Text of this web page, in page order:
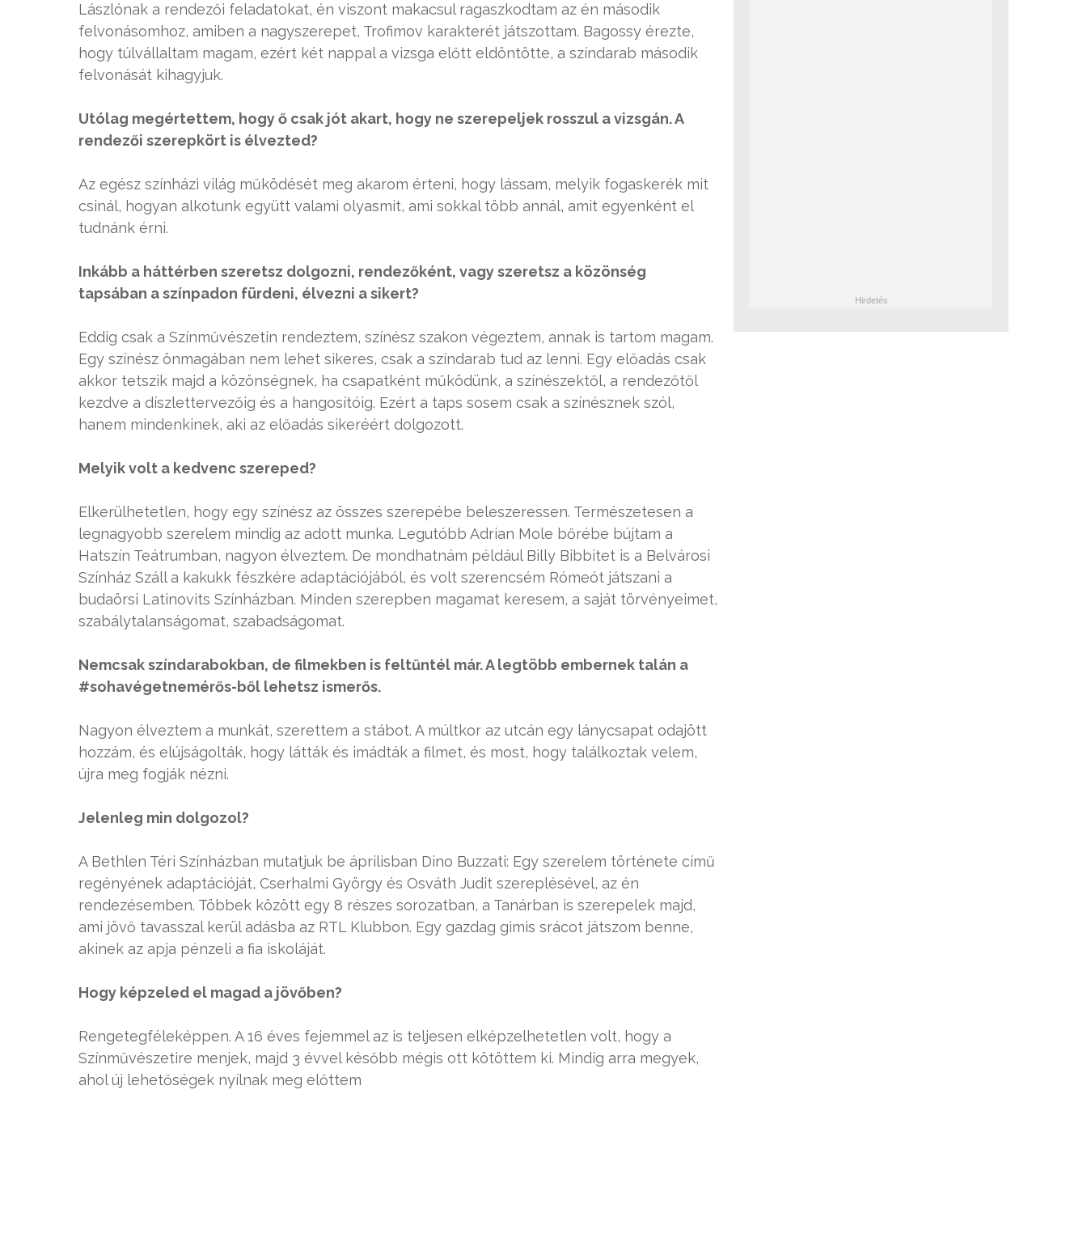
Lászlónak a rendezői feladatokat, én viszont makacsul ragaszkodtam az én második
felvonásomhoz, amiben a nagyszerepet, Trofimov karakterét játszottam. Bagossy érezte,
hogy túlvállaltam magam, ezért két nappal a vizsga előtt eldöntötte, a színdarab második
felvonását kihagyjuk.
Utólag megértettem, hogy ő csak jót akart, hogy ne szerepeljek rosszul a vizsgán. A
rendezői szerepkört is élvezted?
Az egész színházi világ működését meg akarom érteni, hogy lássam, melyik fogaskerék mit
csinál, hogyan alkotunk együtt valami olyasmit, ami sokkal több annál, amit egyenként el
tudnánk érni.
Inkább a háttérben szeretsz dolgozni, rendezőként, vagy szeretsz a közönség
tapsában a színpadon fürdeni, élvezni a sikert?
Eddig csak a Színművészetin rendeztem, színész szakon végeztem, annak is tartom magam.
Egy színész önmagában nem lehet sikeres, csak a színdarab tud az lenni. Egy előadás csak
akkor tetszik majd a közönségnek, ha csapatként működünk, a színészektől, a rendezőtől
kezdve a díszlettervezőig és a hangosítóig. Ezért a taps sosem csak a színésznek szól,
hanem mindenkinek, aki az előadás sikeréért dolgozott.
Melyik volt a kedvenc szereped?
Elkerülhetetlen, hogy egy színész az összes szerepébe beleszeressen. Természetesen a
legnagyobb szerelem mindig az adott munka. Legutóbb Adrian Mole bőrébe bújtam a
Hatszín Teátrumban, nagyon élveztem. De mondhatnám például Billy Bibbitet is a Belvárosi
Színház Száll a kakukk fészkére adaptációjából, és volt szerencsém Rómeót játszani a
budaörsi Latinovits Színházban. Minden szerepben magamat keresem, a saját törvényeimet,
szabálytalanságomat, szabadságomat.
Nemcsak színdarabokban, de filmekben is feltűntél már. A legtöbb embernek talán a
#sohavégetnemérős-ből lehetsz ismerős.
Nagyon élveztem a munkát, szerettem a stábot. A múltkor az utcán egy lánycsapat odajött
hozzám, és elújságolták, hogy látták és imádták a filmet, és most, hogy találkoztak velem,
újra meg fogják nézni.
Jelenleg min dolgozol?
A Bethlen Téri Színházban mutatjuk be áprilisban Dino Buzzati: Egy szerelem története című
regényének adaptációját, Cserhalmi György és Osváth Judit szereplésével, az én
rendezésemben. Többek között egy 8 részes sorozatban, a Tanárban is szerepelek majd,
ami jövő tavasszal kerül adásba az RTL Klubbon. Egy gazdag gimis srácot játszom benne,
akinek az apja pénzeli a fia iskoláját.
Hogy képzeled el magad a jövőben?
Rengetegféleképpen. A 16 éves fejemmel az is teljesen elképzelhetetlen volt, hogy a
Színművészetire menjek, majd 3 évvel később mégis ott kötöttem ki. Mindig arra megyek,
ahol új lehetőségek nyílnak meg előttem